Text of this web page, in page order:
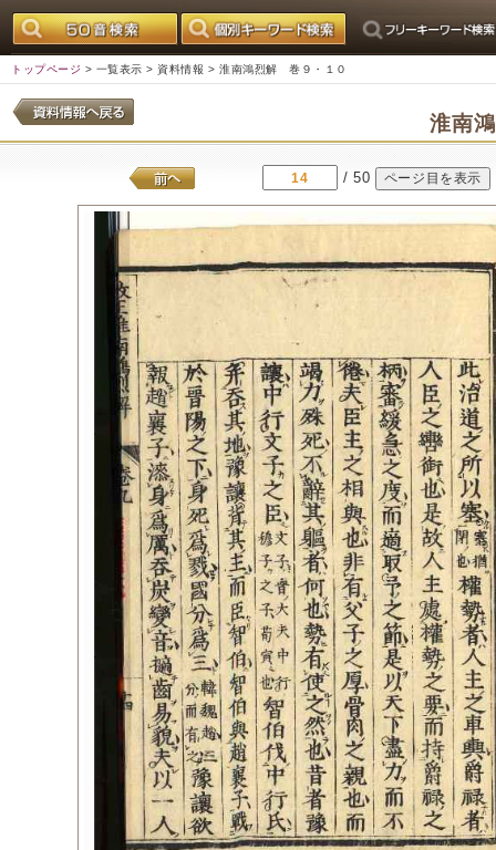
トップページ > 一覧表示 > 資料情報 > 淮南鴻烈解 巻９・１０
淮南
/ 50